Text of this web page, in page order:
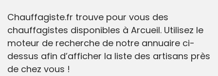
Chauffagiste.fr trouve pour vous des
chauffagistes disponibles à Arcueil. Utilisez le
moteur de recherche de notre annuaire ci-
dessus afin d’afficher la liste des artisans près
de chez vous !